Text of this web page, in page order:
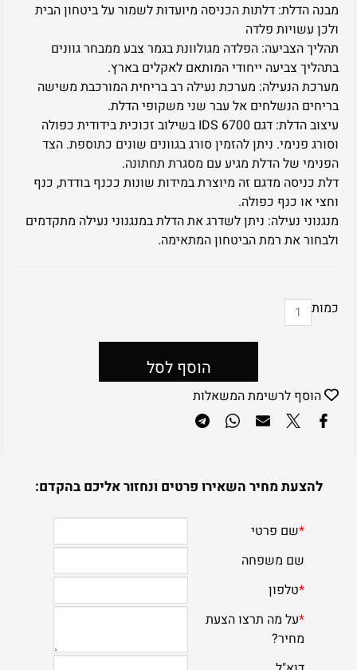
מבנה הדלת: דלתות הכניסה מיועדות לשמור על ביטחון הבית
ולכן עשויות פלדה
תהליך הצביעה: הפלדה מגולוונת בגמר צבע ממבחר גוונים
בתהליך צביעה ייחודי המותאם לאקלים בארץ.
מערכת הנעילה: מערכת נעילה רב בריחית המורכבת משישה
בריחים הנשלחים אל עבר שני משקופי הדלת.
עיצוב הדלת: דגם IDS 6700 בשילוב זכוכית בידודית כפולה
וסורג פנימי. ניתן להזמין סורג בגוונים שונים כתוספת. הצד
הפנימי של הדלת מגיע עם מסגרת תחתונה.
דלת כניסה מדגם זה מיוצרת במידות שונות ככנף בודדת, כנף
וחצי או כנף כפולה.
מנגנוני נעילה: ניתן לשדרג את הדלת במנגנוני נעילה מתקדמים
ולבחור את רמת הביטחון המתאימה.
כמות
הוסף לסל
הוסף לרשימת המשאלות
להצעת מחיר השאירו פרטים ונחזור אליכם בהקדם: